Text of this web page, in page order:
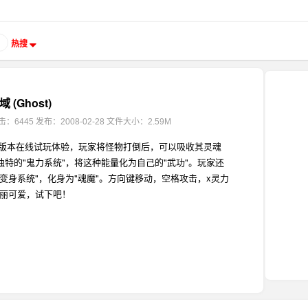
热搜
(Ghost)
：6445 发布：2008-02-28 文件大小：2.59M
本在线试玩体验，玩家将怪物打倒后，可以吸收其灵魂
特的"鬼力系统"，将这种能量化为自己的"武功"。玩家还
身系统"，化身为"魂魔"。方向键移动，空格攻击，x灵力
爱，试下吧！